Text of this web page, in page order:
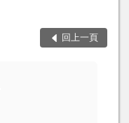
回上一頁